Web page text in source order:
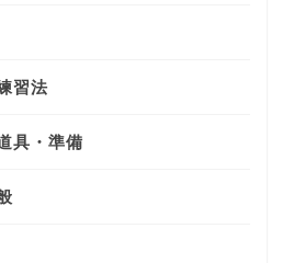
習法
具・準備